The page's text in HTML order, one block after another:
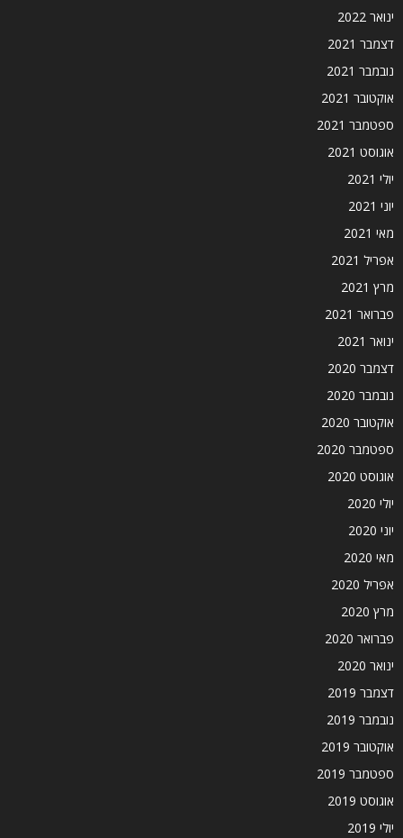
ינואר 2022
דצמבר 2021
נובמבר 2021
אוקטובר 2021
ספטמבר 2021
אוגוסט 2021
יולי 2021
יוני 2021
מאי 2021
אפריל 2021
מרץ 2021
פברואר 2021
ינואר 2021
דצמבר 2020
נובמבר 2020
אוקטובר 2020
ספטמבר 2020
אוגוסט 2020
יולי 2020
יוני 2020
מאי 2020
אפריל 2020
מרץ 2020
פברואר 2020
ינואר 2020
דצמבר 2019
נובמבר 2019
אוקטובר 2019
ספטמבר 2019
אוגוסט 2019
יולי 2019